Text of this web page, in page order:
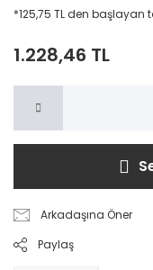
*125,75 TL den başlayan
1.228,46 TL
Arkadaşına Öner
Paylaş